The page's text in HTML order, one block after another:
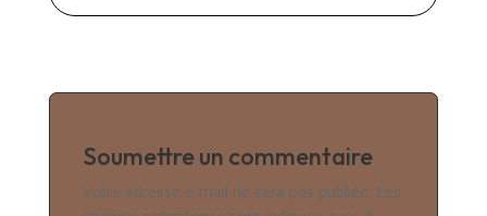
Soumettre un commentaire
Votre adresse e-mail ne sera pas publiée. Les